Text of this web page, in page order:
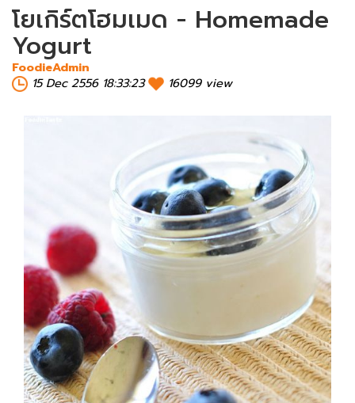
โยเกิร์ตโฮมเมด - Homemade
Yogurt
FoodieAdmin
15 Dec 2556 18:33:23
16099 view